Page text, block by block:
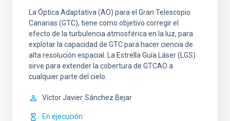
La Óptica Adaptativa (AO) para el Gran Telescopio
Canarias (GTC), tiene como objetivo corregir el
efecto de la turbulencia atmosférica en la luz, para
explotar la capacidad de GTC para hacer ciencia de
alta resolución espacial. La Estrella Guía Láser (LGS)
sirve para extender la cobertura de GTCAO a
cualquier parte del cielo.
Víctor Javier Sánchez Bejar
En ejecución